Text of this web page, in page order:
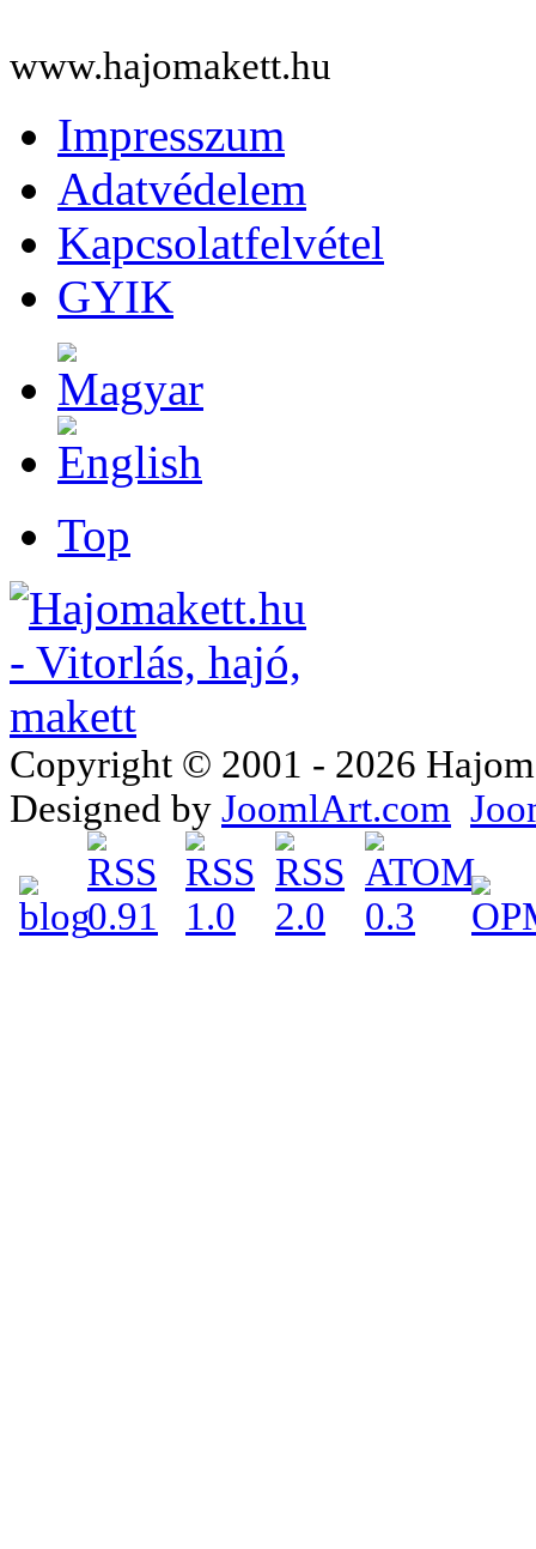
www.hajomakett.hu
Impresszum
Adatvédelem
Kapcsolatfelvétel
GYIK
Top
Copyright © 2001 - 2026
Designed by JoomlArt.com